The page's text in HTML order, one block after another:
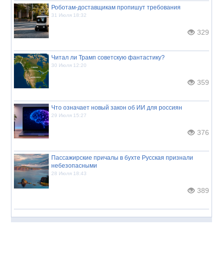
Роботам-доставщикам пропишут требования
31 Июля 18:32
329
Читал ли Трамп советскую фантастику?
30 Июля 12:20
359
Что означает новый закон об ИИ для россиян
29 Июля 15:27
376
Пассажирские причалы в бухте Русская признали
небезопасными
28 Июля 18:43
389